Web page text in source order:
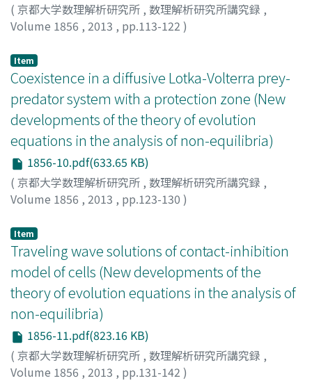
( 京都大学数理解析研究所 , 数理解析研究所講究録 ,
Volume 1856 , 2013 , pp.113-122 )
Item
Coexistence in a diffusive Lotka-Volterra prey-
predator system with a protection zone (New
developments of the theory of evolution
equations in the analysis of non-equilibria)
1856-10.pdf(633.65 KB)
( 京都大学数理解析研究所 , 数理解析研究所講究録 ,
Volume 1856 , 2013 , pp.123-130 )
Item
Traveling wave solutions of contact-inhibition
model of cells (New developments of the
theory of evolution equations in the analysis of
non-equilibria)
1856-11.pdf(823.16 KB)
( 京都大学数理解析研究所 , 数理解析研究所講究録 ,
Volume 1856 , 2013 , pp.131-142 )